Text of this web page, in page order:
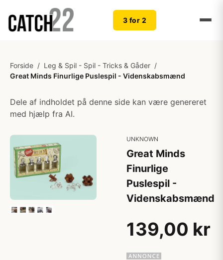
3 for 2
Forside / Leg & Spil - Spil - Tricks & Gåder /
Great Minds Finurlige Puslespil - Videnskabsmænd
Dele af indholdet på denne side kan være genereret
med hjælp fra AI.
UNKNOWN
Great Minds
Finurlige
Puslespil -
Videnskabsmænd
139,00 kr